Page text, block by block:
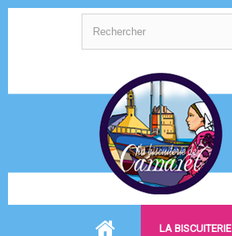
LA BISCUITERIE